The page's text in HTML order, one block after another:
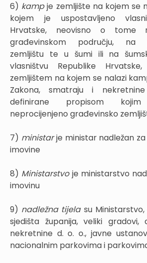
6) kampje zemljište na kojem se
kojem je uspostavljeno
Hrvatske, neovisno o
građevinskom području, na
zemljištu te u šumi ili na
vlasništvu Republike
zemljištem na kojem se nalazi
Zakona, smatraju i
definirane propisom
neprocijenjeno građevinsko
7) ministarje ministar nadležan
imovine
8) Ministarstvo je ministarstvo
imovinu
9) nadležna tijela su
sjedišta županija, veliki gradovi,
nekretnine d. o. o., javne
nacionalnim parkovima i